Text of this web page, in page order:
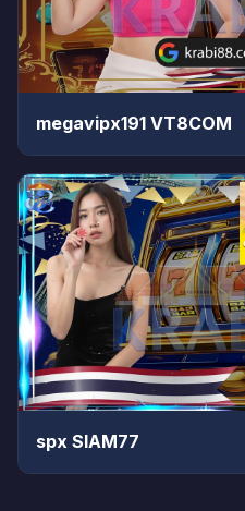
megavipx191 VT8COM
spx SIAM77